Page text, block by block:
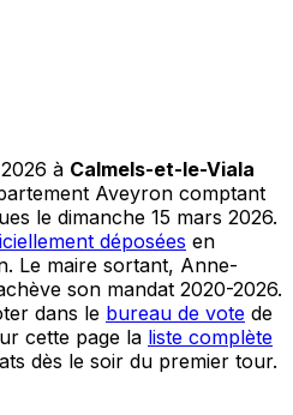
à Calmels-et-le-Viala
Aveyron comptant
le dimanche 15 mars 2026.
déposées en
Le maire sortant, Anne-
son mandat 2020-2026.
dans le bureau de vote de
cette page la liste complète
dès le soir du premier tour.